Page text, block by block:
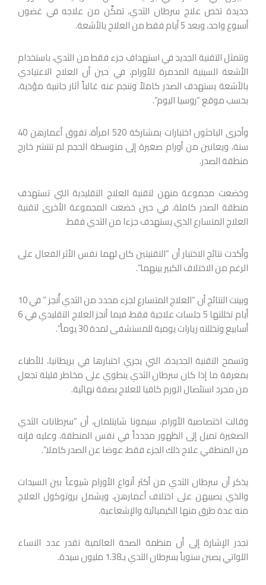
جديدة تخص علاج سرطان الثدي، تمكِّن من علاجه في غضون
أسبوع واحد، وبعد 5 أيام فقط من العلاج بالأشعة.
وتتمثل التقنية الجديد في استهداف جزء فقط من الثدي، باستخدام
الأشعة السينية المدمرة للأورام، في حين أن العلاج الاعتيادي
بالأشعة يستهدف الصدر كاملاً وتنجم عنه غالباً آثار جانبية مؤذية،
بحسب موقع “روسيا اليوم”.
وأجرى الباحثون اختبارات بمشاركة 520 امرأة، تفوق أعمارهن 40
سنة، ويعانين من أورام صغيرة إلى متوسطة الحجم لم تنتشر خارج
منطقة الصدر.
وخضعت مجموعة منهن لتقنية العلاج التقليدية التي تستهدف
منطقة الصدر كاملة، في حين خضعت المجموعة الأخرى لتقنية
العلاج المتسارع الذي يستهدف جزءا من الثدي فقط.
وأكدت نتائج الاختبار أن “التقنيتين كان لهما نفس الأثر الفعال على
الرغم من الاختلاف الكبير بينهما”.
وبينت النتائج أن “العلاج المتسارع لجزء محدد من الثدي أُنجز ” في 10
أيام تخللتها 5 جلسات علاجية فقط، فيما أنجز العلاج التقليدي في 6
أسابيع وتخللته زيارات يومية للمستشفى لمدة 30 يوماً”.
وتسمح التقنية الجديدة، التي يجري اختبارها في بريطانيا، للأطباء
بمعرفة ما إذا كان سرطان الثدي ينطوي على مخاطر قليلة تجعل
من مجرد استئصال الورم كافيا للعلاج بصفة نهائية.
وقالت اختصاصية الأورام، سيمونا شايتلمان، أن “سرطانات الثدي
الصغيرة تميل إلى الظهور مجدداً في نفس المنطقة، وعليه فإنه
من المنطقي علاج ذلك الجزء فقط، عوضا عن الصدر كاملا”.
يذكر أن سرطان الثدي من أكثر أنواع الأورام شيوعاً بين السيدات
والذي يصيبهن على اختلاف أعمارهن، ويشمل بروتوكول العلاج
منه عدة طرق منها الكيميائية والإشعاعية.
تجدر الإشارة إلى أن منظمة الصحة العالمية تقدر عدد النساء
اللواتي يصبن سنوياً بسرطان الثدي بـ1.38 مليون سيدة.